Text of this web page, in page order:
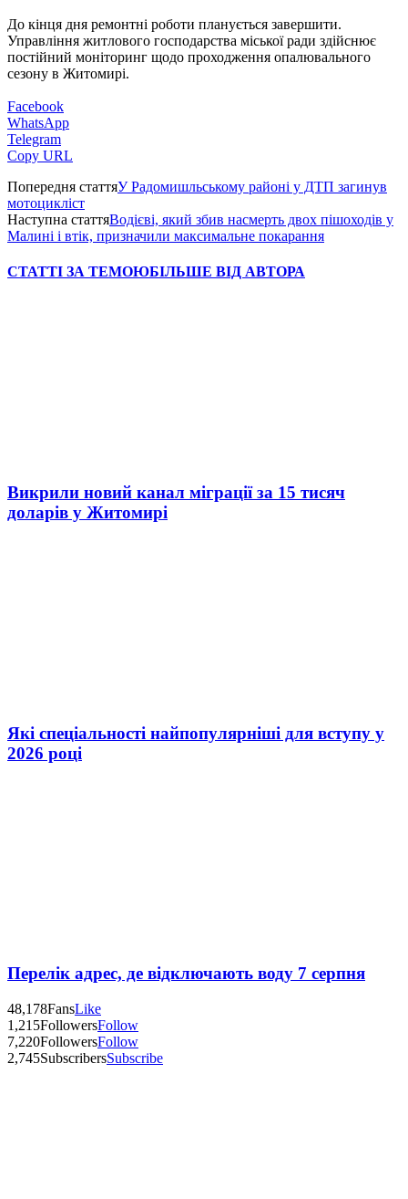
До кінця дня ремонтні роботи планується завершити.
Управління житлового господарства міської ради здійснює
постійний моніторинг щодо проходження опалювального
сезону в Житомирі.
Facebook
WhatsApp
Telegram
Copy URL
Попередня статтяУ Радомишльському районі у ДТП загинув
мотоцикліст
Наступна статтяВодієві, який збив насмерть двох пішоходів у
Малині і втік, призначили максимальне покарання
СТАТТІ ЗА ТЕМОЮБІЛЬШЕ ВІД АВТОРА
Викрили новий канал міграції за 15 тисяч
доларів у Житомирі
Які спеціальності найпопулярніші для вступу у
2026 році
Перелік адрес, де відключають воду 7 серпня
48,178FansLike
1,215FollowersFollow
7,220FollowersFollow
2,745SubscribersSubscribe